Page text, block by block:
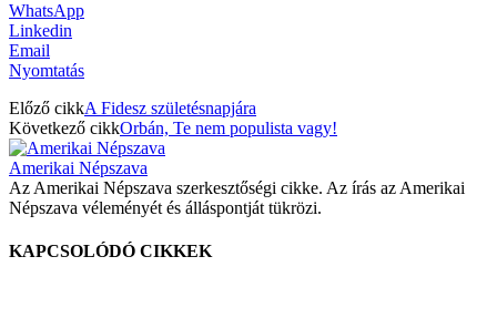
WhatsApp
Linkedin
Email
Nyomtatás
Előző cikkA Fidesz születésnapjára
Következő cikkOrbán, Te nem populista vagy!
Amerikai Népszava
Az Amerikai Népszava szerkesztőségi cikke. Az írás az Amerikai
Népszava véleményét és álláspontját tükrözi.
KAPCSOLÓDÓ CIKKEK